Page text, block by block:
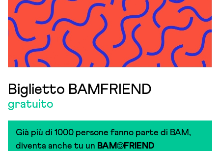
Biglietto BAMFRIEND
gratuito
Già più di 1000 persone fanno parte di BAM,
diventa anche tu un BAM FRIEND